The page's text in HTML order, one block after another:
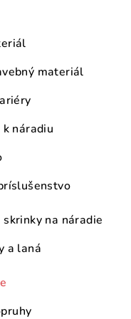
materiál
náradiu
skrinky na náradie
a laná